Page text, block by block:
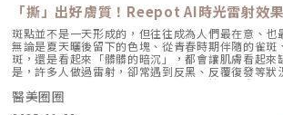
低，並獲得歐盟CE安全認證。Profhilo璞菲洛是突破
程，不以填充為主，而是提升肌膚自癒力與膚質的「
如果你渴望不影響生活的微創保養，並希望從根本
對值得你列入考量。在選擇療程前，務必諮詢專業醫
合方案，才能真正達到年輕又自然的理想狀態。選擇
原廠產品，是安全變美的不二法門。★溫馨提醒★小
非單純的商業交易，所有的療程都伴隨著風險。因此
選擇合適的醫療方案，以確保安全與健康。
進毛囊正常角化，並大幅減少發炎反應與痤瘡桿菌增
次打擊痘痘的四大成因，對於嚴重型、結節囊腫型痘
（包含抗生素、外用藥膏）無效的頑固型痘痘，具有
性。需注意事項：伴隨較明顯的副作用，最常見包含
皮、眼睛乾澀等。此外，孕婦絕對禁用（具致畸胎性
師定期抽血監測肝功能與血脂，且通常需持續服用數
標準的累積劑量。CAPRI 藍雷射與 AviClear 戰痘雷
「雷射波長」與「對油脂的吸收破壞力」。簡單來說
殺菌」的雙效機制，適合用來對付輕中度的痘痘與
有共生的「蠕形蟎蟲」，但當免疫力下降、皮脂分泌
壞皮脂膜時，蟎蟲就會大量異常繁殖。牠們會啃食皮
排泄物與屍體會引發毛囊發炎，進而把毛孔撐大。如
毛孔不失控？雖然保養品無法讓已經擴大的毛孔完全
家保養，能幫助控制毛孔不再進一步擴張，並改善整
和清潔，不過度刺激：選擇胺基酸系等溫和潔顏產
可。避免頻繁使用磨砂或強力去角質產品，以減少對
度使用酸類，幫助代謝角質：對於油脂分泌較旺或粉
專業建議下使用酸類保養品： 水楊酸（BHA）：脂溶
「撕」出好膚質！Reepot AI時光雷射效
斑點並不是一天形成的，但往往成為人們最在意、也
無論是夏天曬後留下的色塊、從青春時期伴隨的雀斑
斑，還是看起來「髒髒的暗沉」，都會讓肌膚看起來
是，許多人做過雷射，卻常遇到反黑、反覆復發等狀
影。 Reepot AI時光雷射（仿單名為「蕾璞釹雅各雷
字第 037165 號）自 2025 年 7 月上市後便迅速受到
療領域重要新進展。它重新定義了傳統除斑的思維，
醫美圈圈